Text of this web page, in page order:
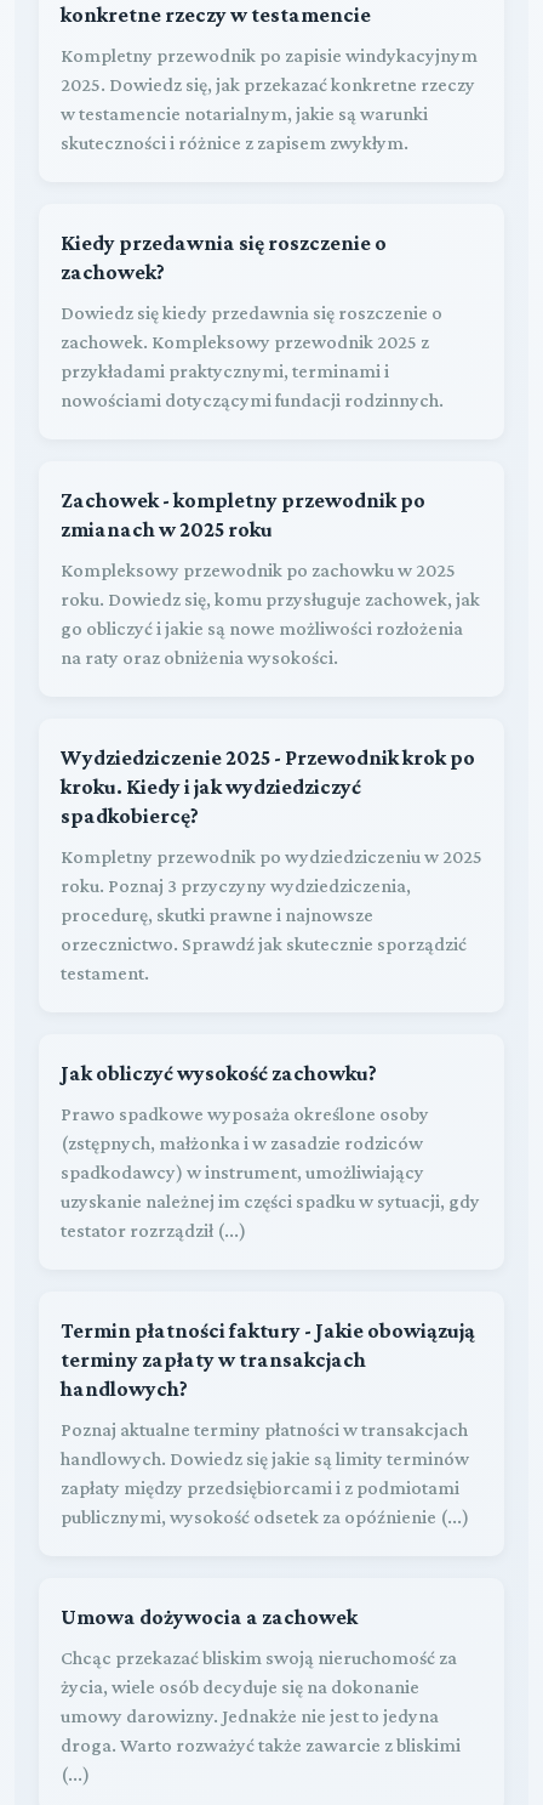
konkretne rzeczy w testamencie
Kompletny przewodnik po zapisie windykacyjnym
2025. Dowiedz się, jak przekazać konkretne rzeczy
w testamencie notarialnym, jakie są warunki
skuteczności i różnice z zapisem zwykłym.
Kiedy przedawnia się roszczenie o
zachowek?
Dowiedz się kiedy przedawnia się roszczenie o
zachowek. Kompleksowy przewodnik 2025 z
przykładami praktycznymi, terminami i
nowościami dotyczącymi fundacji rodzinnych.
Zachowek - kompletny przewodnik po
zmianach w 2025 roku
Kompleksowy przewodnik po zachowku w 2025
roku. Dowiedz się, komu przysługuje zachowek, jak
go obliczyć i jakie są nowe możliwości rozłożenia
na raty oraz obniżenia wysokości.
Wydziedziczenie 2025 - Przewodnik krok po
kroku. Kiedy i jak wydziedziczyć
spadkobiercę?
Kompletny przewodnik po wydziedziczeniu w 2025
roku. Poznaj 3 przyczyny wydziedziczenia,
procedurę, skutki prawne i najnowsze
orzecznictwo. Sprawdź jak skutecznie sporządzić
testament.
Jak obliczyć wysokość zachowku?
Prawo spadkowe wyposaża określone osoby
(zstępnych, małżonka i w zasadzie rodziców
spadkodawcy) w instrument, umożliwiający
uzyskanie należnej im części spadku w sytuacji, gdy
testator rozrządził (...)
Termin płatności faktury - Jakie obowiązują
terminy zapłaty w transakcjach
handlowych?
Poznaj aktualne terminy płatności w transakcjach
handlowych. Dowiedz się jakie są limity terminów
zapłaty między przedsiębiorcami i z podmiotami
publicznymi, wysokość odsetek za opóźnienie (...)
Umowa dożywocia a zachowek
Chcąc przekazać bliskim swoją nieruchomość za
życia, wiele osób decyduje się na dokonanie
umowy darowizny. Jednakże nie jest to jedyna
droga. Warto rozważyć także zawarcie z bliskimi
(...)